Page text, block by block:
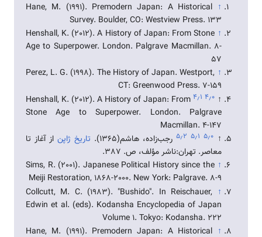
↑
Hane, M. (1991). Premodern Japan: A Historical
Survey. Boulder, CO: Westview Press. 133
↑
Henshall, K. (2012). A History of Japan: From Stone
Age to Superpower. London. Palgrave Macmillan. 8-
57
↑
Perez, L. G. (1998). The History of Japan. Westport,
CT: Greenwood Press. 7-159
↑ ۴٫۰ ۴٫۱
Henshall, K. (2012). A History of Japan: From
Stone Age to Superpower. London. Palgrave
Macmillan. 4-147
↑ ۵٫۰ ۵٫۱ ۵٫۲ رجب‌زاده، هاشم(1365). تاریخ ژاپن از آغاز تا
معاصر. تهران:ناشر مؤلف، ص. 387.
↑
Sims, R. (2001). Japanese Political History since the
Meiji Restoration, 1868-2000. New York: Palgrave. 8-9
↑
Collcutt, M. C. (1983). "Bushido". In Reischauer,
Edwin et al. (eds). Kodansha Encyclopedia of Japan
Volume 1. Tokyo: Kodansha. 222
↑
Hane, M. (1991). Premodern Japan: A Historical